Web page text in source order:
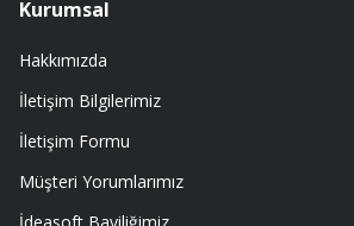
K... N... | 09/07/2026
Kurumsal
Hakkımızda
İletişim Bilgilerimiz
İletişim Formu
Müşteri Yorumlarımız